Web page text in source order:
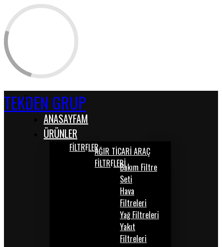
TEKDEN GRUP
ANASAYFAM
ÜRÜNLER
FİLTRELERAĞIR TİCARİ ARAÇ
FİLTRELERİBakım Filtre
Seti
Hava
Filtreleri
Yağ Filtreleri
Yakıt
Filtreleri